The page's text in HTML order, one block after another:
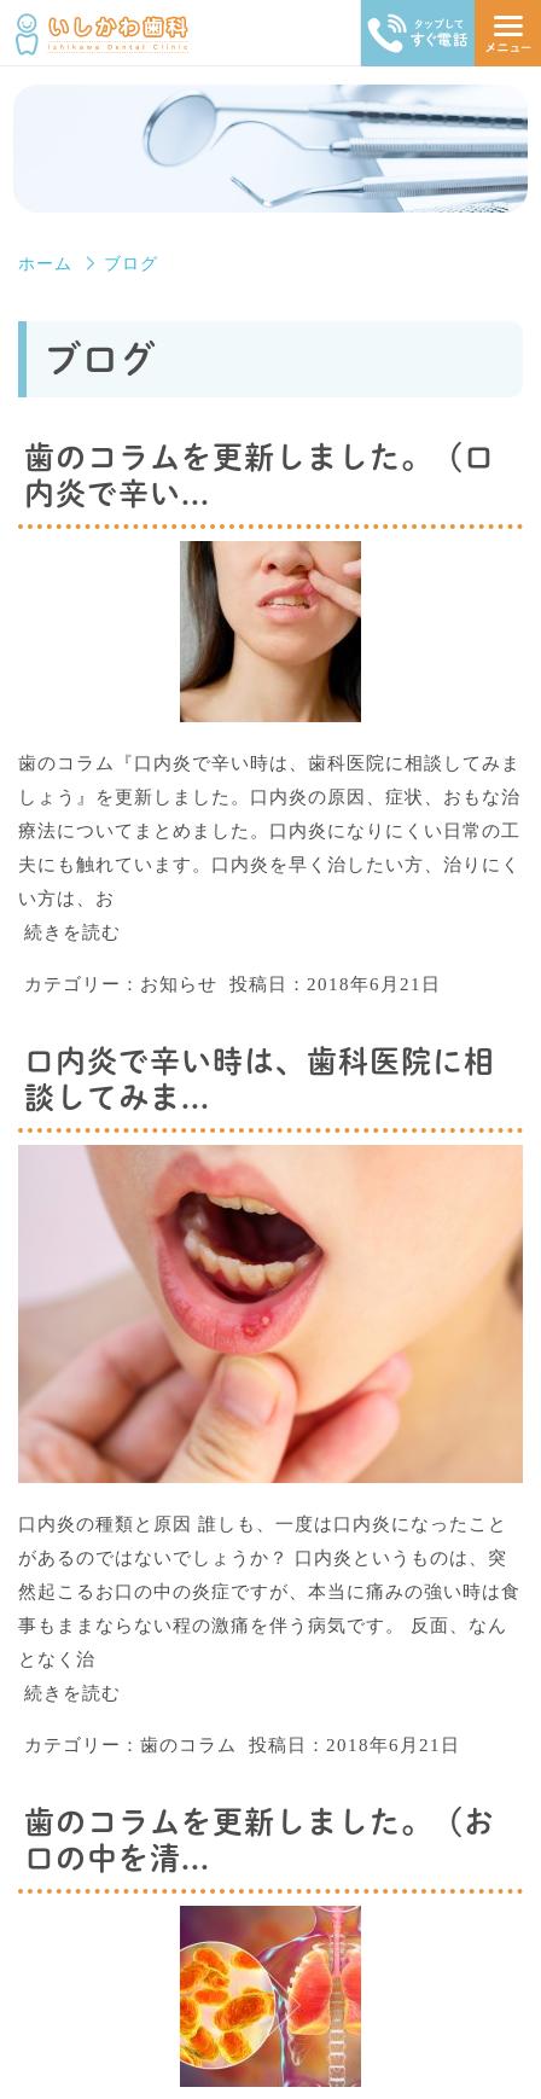
ホーム ブログ
ブログ
歯のコラムを更新しました。（口
内炎で辛い...
歯のコラム『口内炎で辛い時は、歯科医院に相談してみま
しょう』を更新しました。口内炎の原因、症状、おもな治
療法についてまとめました。口内炎になりにくい日常の工
夫にも触れています。口内炎を早く治したい方、治りにく
い方は、お
続きを読む
カテゴリー： お知らせ 投稿日： 2018年6月21日
口内炎で辛い時は、歯科医院に相
談してみま...
口内炎の種類と原因 誰しも、一度は口内炎になったこと
があるのではないでしょうか？ 口内炎というものは、突
然起こるお口の中の炎症ですが、本当に痛みの強い時は食
事もままならない程の激痛を伴う病気です。 反面、なん
となく治
続きを読む
カテゴリー： 歯のコラム 投稿日： 2018年6月21日
歯のコラムを更新しました。（お
口の中を清...